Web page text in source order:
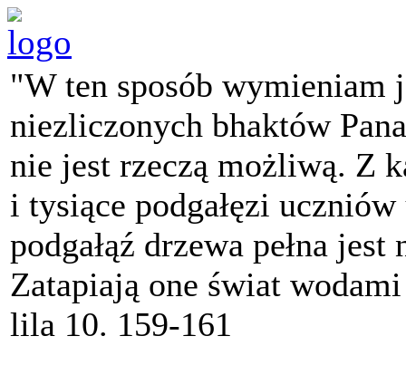
"W ten sposób wymieniam
niezliczonych bhaktów
nie jest rzeczą możliwą. Z
i tysiące podgałęzi
podgałąź drzewa pełna
Zatapiają one świat
lila 10. 159-161